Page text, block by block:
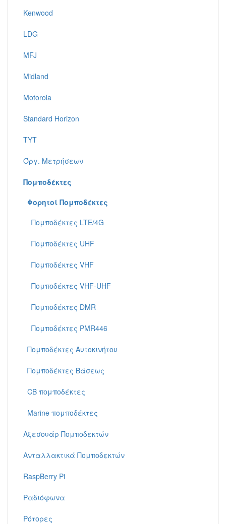
Kenwood
LDG
MFJ
Midland
Motorola
Standard Horizon
TYT
Όργ. Μετρήσεων
Πομποδέκτες
Φορητoί Πομποδέκτες
Πομποδέκτες LTE/4G
Πομποδέκτες UHF
Πομποδέκτες VHF
Πομποδέκτες VHF-UHF
Πομποδέκτες DMR
Πομποδέκτες PMR446
Πομποδέκτες Aυτοκινήτου
Πομποδέκτες Βάσεως
CB πομποδέκτες
Marine πομποδέκτες
Αξεσουάρ Πομποδεκτών
Ανταλλακτικά Πομποδεκτών
RaspBerry Pi
Ραδιόφωνα
Ρότορες